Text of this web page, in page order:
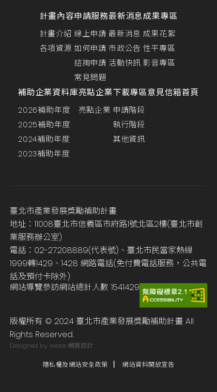
計畫內容
計畫介紹
各項資源
申請服務
線上申請
如何申請
諮詢申請
常見問題
最新消息
最新消息
市政公告
活動快訊
成果專區
成果花絮
性平專區
影音專區
補助企業資料庫
2026補助年度
2025補助年度
2024補助年度
2023補助年度
亮點企業
亮點企業
下載專區
申請階段
執行階段
其他資訊
意見信箱首頁
臺北市產業發展獎勵補助計畫
地址：11008臺北市信義區市府路1號北區2樓(臺北市創
業服務辦公室)
電話：02-27208889(代表號)、臺北市民當家熱線
1999轉1429、1428 網路電話(免付費電話服務，公共電
話及預付卡除外)
網站導覽參訪網站總計人數 1541429
版權所有 © 2024 臺北市產業發展獎勵補助計畫 All
Rights Reserved.
Designed by iware 網頁設計
隱私權及網站安全政策 網站資料開放宣告